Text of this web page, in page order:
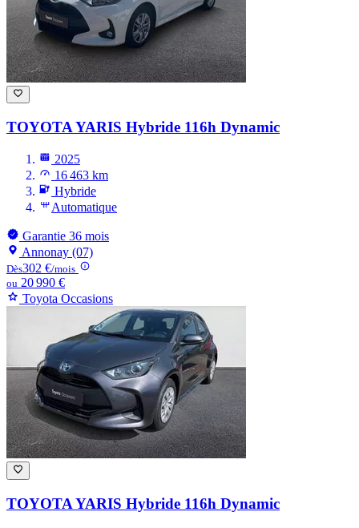
TOYOTA YARIS Hybride 116h Dynamic
2025
16 463 km
Hybride
Automatique
Garantie 36 mois
Annonay (07)
Dès302 €/mois
ou 20 990 €
Toyota Occasions
TOYOTA YARIS Hybride 116h Dynamic